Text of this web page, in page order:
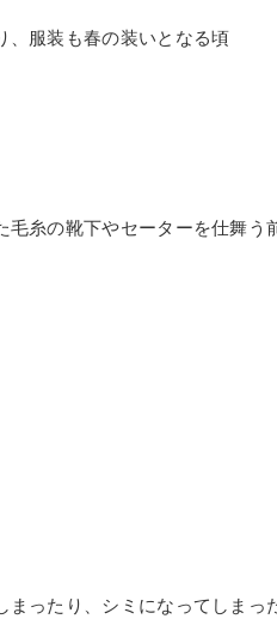
、服装も春の装いとなる頃
毛糸の靴下やセーターを仕舞う
まったり、シミになってしまっ